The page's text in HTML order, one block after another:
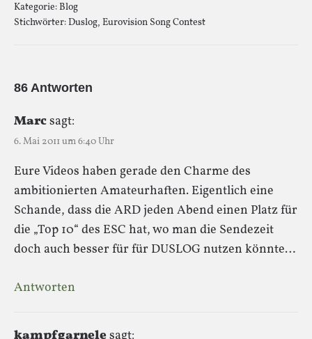
Kategorie:Blog
Stichwörter:Duslog, Eurovision Song Contest
86 Antworten
Marcsagt:
6. Mai 2011 um 6:40 Uhr
Eure Videos haben gerade den Charme des
ambitionierten Amateurhaften. Eigentlich eine
Schande, dass die ARD jeden Abend einen Platz für
die „Top 10“ des ESC hat, wo man die Sendezeit
doch auch besser für für DUSLOG nutzen könnte…
Antworten